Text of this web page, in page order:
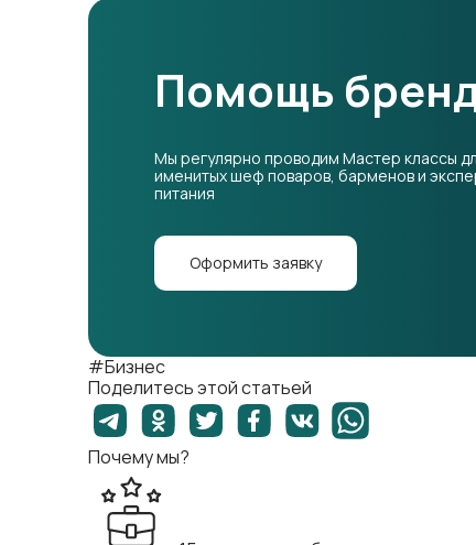
Помощь
Мы регулярно проводим Мастер классы
именитых шеф поваров, барменов и
питания
Оформить заявку
#Бизнес
Поделитесь этой статьей
Почему мы?